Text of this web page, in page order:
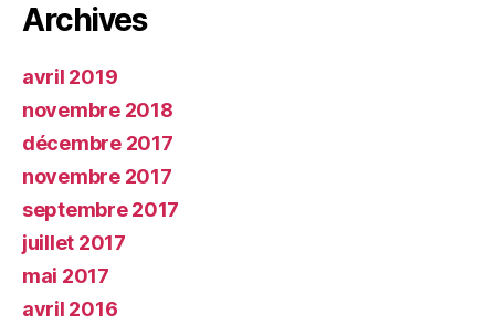
Archives
avril 2019
novembre 2018
décembre 2017
novembre 2017
septembre 2017
juillet 2017
mai 2017
avril 2016